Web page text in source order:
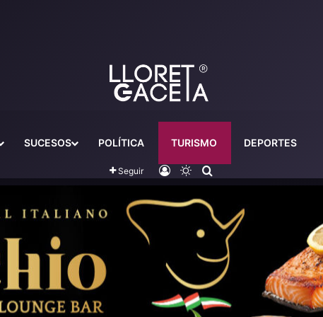
SUCESOS POLÍTICA TURISMO DEPORTES
Seguir Iniciar sesión
Switch skin